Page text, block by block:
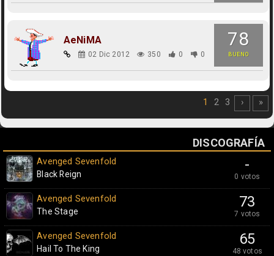
78
BUENO
AeNiMA
02 Dic 2012 350 0 0
1 2 3 › »
DISCOGRAFÍA
-
0 votos
Avenged Sevenfold
Black Reign
73
7 votos
Avenged Sevenfold
The Stage
65
48 votos
Avenged Sevenfold
Hail To The King